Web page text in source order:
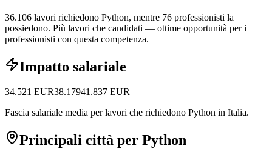
36.106 lavori richiedono Python, mentre 76 professionisti la
possiedono. Più lavori che candidati — ottime opportunità per i
professionisti con questa competenza.
Impatto salariale
34.521 EUR38.17941.837 EUR
Fascia salariale media per lavori che richiedono Python in Italia.
Principali città per Python